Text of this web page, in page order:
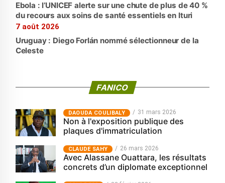
Ebola : l’UNICEF alerte sur une chute de plus de 40 %
du recours aux soins de santé essentiels en Ituri
7 août 2026
Uruguay : Diego Forlán nommé sélectionneur de la
Celeste
FANICO
‎DAOUDA COULIBALY 31 mars 2026
Non à l'exposition publique des
plaques d'immatriculation
CLAUDE SAHY 26 mars 2026
Avec Alassane Ouattara, les résultats
concrets d’un diplomate exceptionnel